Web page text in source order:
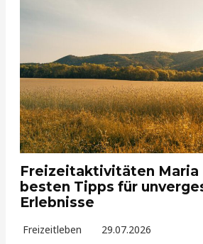
Freizeitaktivitäten Maria
besten Tipps für
Erlebnisse
Freizeitleben 29.07.2026